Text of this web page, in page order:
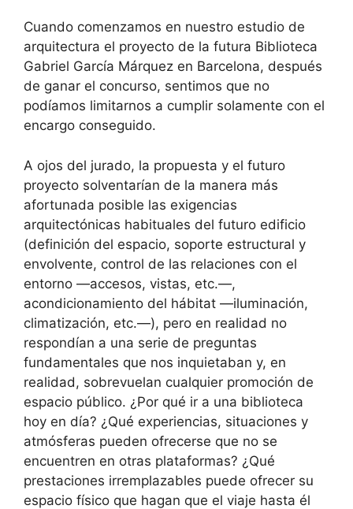
Cuando comenzamos en nuestro estudio de
arquitectura el proyecto de la futura Biblioteca
Gabriel García Márquez en Barcelona, después
de ganar el concurso, sentimos que no
podíamos limitarnos a cumplir solamente con el
encargo conseguido.
A ojos del jurado, la propuesta y el futuro
proyecto solventarían de la manera más
afortunada posible las exigencias
arquitectónicas habituales del futuro edificio
(definición del espacio, soporte estructural y
envolvente, control de las relaciones con el
entorno —accesos, vistas, etc.—,
acondicionamiento del hábitat —iluminación,
climatización, etc.—), pero en realidad no
respondían a una serie de preguntas
fundamentales que nos inquietaban y, en
realidad, sobrevuelan cualquier promoción de
espacio público. ¿Por qué ir a una biblioteca
hoy en día? ¿Qué experiencias, situaciones y
atmósferas pueden ofrecerse que no se
encuentren en otras plataformas? ¿Qué
prestaciones irremplazables puede ofrecer su
espacio físico que hagan que el viaje hasta él